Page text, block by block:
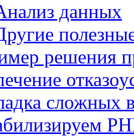
данных
решения
сложных